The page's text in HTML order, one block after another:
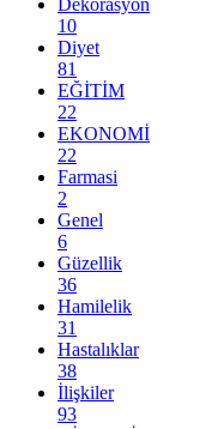
Dekorasyon
10
Diyet
81
EĞİTİM
22
EKONOMİ
22
Farmasi
2
Genel
6
Güzellik
36
Hamilelik
31
Hastalıklar
38
İlişkiler
93